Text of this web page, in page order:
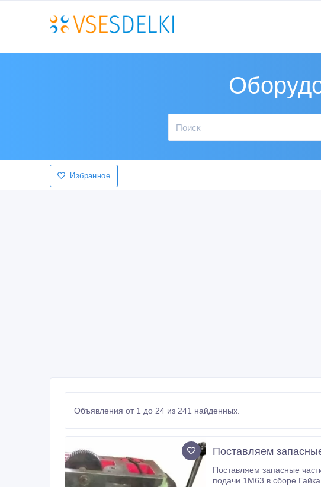
Избранное
Объявления от 1 до 24 из 241 найденных.
Поставляем
Поставляем запасные части для станка 1М63 Фартук 1М63.61.001 в сборе
подачи 1М63 в сборе